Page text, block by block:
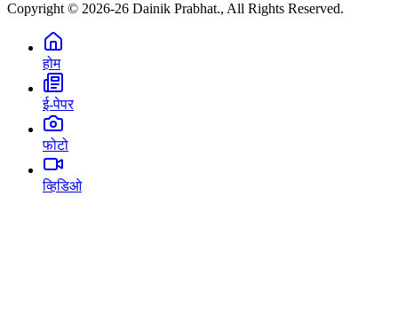
Copyright © 2026-26 Dainik Prabhat., All Rights Reserved.
होम
ई-पेपर
फोटो
व्हिडिओ